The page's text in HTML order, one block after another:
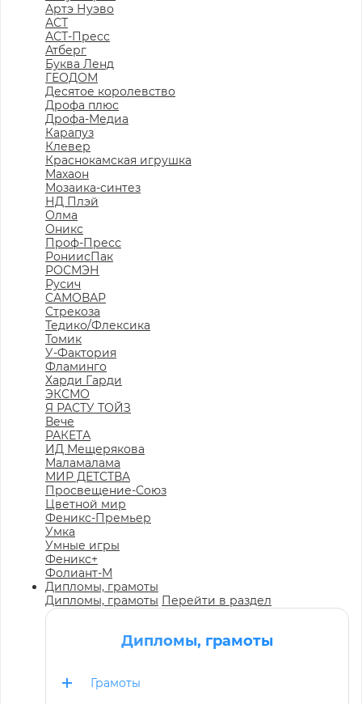
Артэ Нуэво
АСТ
АСТ-Пресс
Атберг
Буква Ленд
ГЕОДОМ
Десятое королевство
Дрофа плюс
Дрофа-Медиа
Карапуз
Клевер
Краснокамская игрушка
Махаон
Мозаика-синтез
НД Плэй
Олма
Оникс
Проф-Пресс
РониисПак
РОСМЭН
Русич
САМОВАР
Стрекоза
Тедико/Флексика
Томик
У-Фактория
Фламинго
Харди Гарди
ЭКСМО
Я РАСТУ ТОЙЗ
Вече
РАКЕТА
ИД Мещерякова
Маламалама
МИР ДЕТСТВА
Просвещение-Союз
Цветной мир
Феникс-Премьер
Умка
Умные игры
Феникс+
Фолиант-М
Дипломы, грамоты
Дипломы, грамоты Перейти в раздел
Дипломы, грамоты
Грамоты